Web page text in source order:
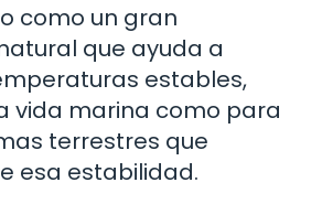
como un gran
que ayuda a
estables,
vida marina como para
terrestres que
esa estabilidad.